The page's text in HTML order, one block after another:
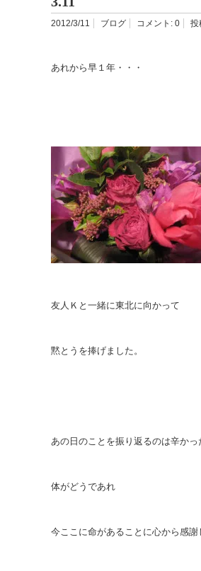
2012/3/11 ブログ コメント: 0 投
あれから早１年・・・
友人Ｋと一緒に東北に向かって
黙とうを捧げました。
あの日のことを振り返るのは辛かっ
体がどうであれ
今ここに命があることに心から感謝